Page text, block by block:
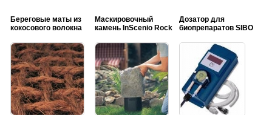
Береговые маты из
кокосового волокна
Маскировочный
камень InScenio Rock
Дозатор для
биопрепаратов SIBO